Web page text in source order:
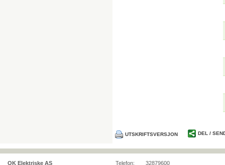
UTSKRIFTSVERSJON DEL /
OK Elektriske AS Telefon: 32879600